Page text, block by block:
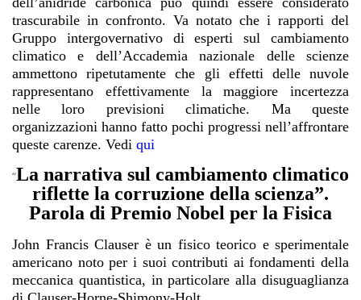
trascurabile in confronto. Va notato che i rapporti del
Gruppo intergovernativo di esperti sul cambiamento
climatico e dell’Accademia nazionale delle scienze
ammettono ripetutamente che gli effetti delle nuvole
rappresentano effettivamente la maggiore incertezza
nelle loro previsioni climatiche. Ma queste
organizzazioni hanno fatto pochi progressi nell’affrontare
queste carenze. Vedi qui
“La narrativa sul cambiamento climatico
riflette la corruzione della scienza”.
Parola di Premio Nobel per la Fisica
John Francis Clauser è un fisico teorico e sperimentale
americano noto per i suoi contributi ai fondamenti della
meccanica quantistica, in particolare alla disuguaglianza